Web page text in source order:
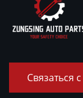
Связаться